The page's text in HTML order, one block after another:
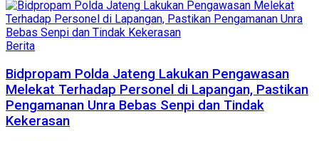
Berita
Bidpropam Polda Jateng Lakukan Pengawasan
Melekat Terhadap Personel di Lapangan, Pastikan
Pengamanan Unra Bebas Senpi dan Tindak
Kekerasan